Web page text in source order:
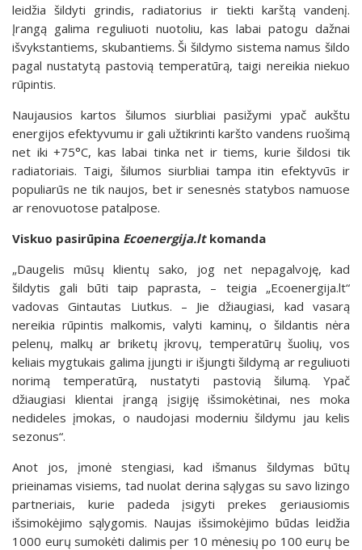
leidžia šildyti grindis, radiatorius ir tiekti karštą vandenį.
Įrangą galima reguliuoti nuotoliu, kas labai patogu dažnai
išvykstantiems, skubantiems. Ši šildymo sistema namus šildo
pagal nustatytą pastovią temperatūrą, taigi nereikia niekuo
rūpintis.
Naujausios kartos šilumos siurbliai pasižymi ypač aukštu
energijos efektyvumu ir gali užtikrinti karšto vandens ruošimą
net iki +75°C, kas labai tinka net ir tiems, kurie šildosi tik
radiatoriais. Taigi, šilumos siurbliai tampa itin efektyvūs ir
populiarūs ne tik naujos, bet ir senesnės statybos namuose
ar renovuotose patalpose.
Viskuo pasirūpina Ecoenergija.ltkomanda
„Daugelis mūsų klientų sako, jog net nepagalvoję, kad
šildytis gali būti taip paprasta, – teigia „Ecoenergija.lt“
vadovas Gintautas Liutkus. – Jie džiaugiasi, kad vasarą
nereikia rūpintis malkomis, valyti kaminų, o šildantis nėra
pelenų, malkų ar briketų įkrovų, temperatūrų šuolių, vos
keliais mygtukais galima įjungti ir išjungti šildymą ar reguliuoti
norimą temperatūrą, nustatyti pastovią šilumą. Ypač
džiaugiasi klientai įrangą įsigiję išsimokėtinai, nes moka
nedideles įmokas, o naudojasi moderniu šildymu jau kelis
sezonus“.
Anot jos, įmonė stengiasi, kad išmanus šildymas būtų
prieinamas visiems, tad nuolat derina sąlygas su savo lizingo
partneriais, kurie padeda įsigyti prekes geriausiomis
išsimokėjimo sąlygomis. Naujas išsimokėjimo būdas leidžia
1000 eurų sumokėti dalimis per 10 mėnesių po 100 eurų be